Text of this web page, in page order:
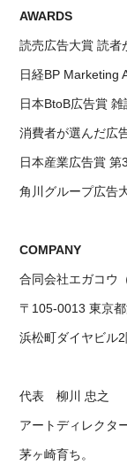
AWARDS
読売広告大賞 読者
日経BP Marketing
日本BtoB広告賞
消費者が選んだ広
日本産業広告賞 第
角川グループ広告
COMPANY
合同会社エガコウ
〒105-0013 東京
浜松町ダイヤビル
代表 柳川 忠之
アートディレクタ
茅ヶ崎育ち。